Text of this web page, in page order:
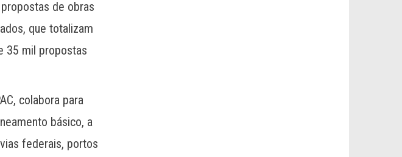
de obras
que totalizam
35 mil propostas
colabora para
básico, a
federais, portos